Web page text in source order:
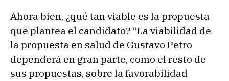
Ahora bien, ¿qué tan viable es la propuesta
que plantea el candidato? “La viabilidad de
la propuesta en salud de Gustavo Petro
dependerá en gran parte, como el resto de
sus propuestas, sobre la favorabilidad